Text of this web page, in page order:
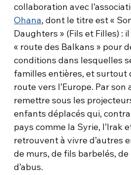
collaboration avec
Ohana, dont le titre est «
Daughters » (Fils et Filles) :
« route des Balkans » pour
conditions dans lesquelles
familles entières, et surtout
route vers l’Europe. Par
remettre sous les
enfants déplacés qui,
pays comme la Syrie, l’Irak
retrouvent à vivre d’autres
de murs, de fils barbelés,
d’abus.